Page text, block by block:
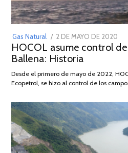
Gas Natural
POSTED
ON
2 DE MAYO DE 2020
DE
HOCOL asume control
Ballena: Historia
Desde el primero de mayo de 2022,
Ecopetrol, se hizo al control de los